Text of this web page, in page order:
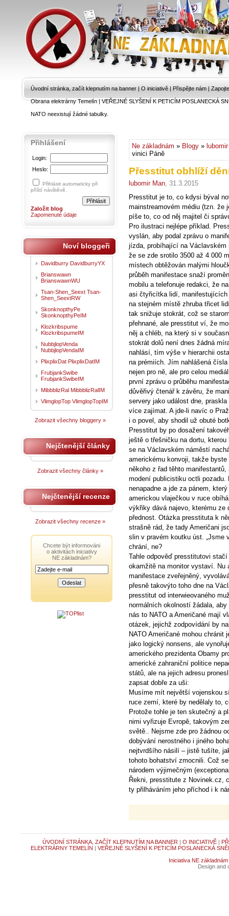
Úvodní stránka, začít klepnutím na banner | O iniciativě | Přispějte nám |
Obrana elektrárny Temelín|VEŘEJNÉ SLYŠENÍ K PETICÍM POSLANECKÁ
NATO neexistují žádné tabulky.
Ne základnám » Blogy »
vinici Páně
Přesstitut obhlíží
lubomir Man, 31.3.2015
Presstitut je to, co kdysi býval
mainstreamovém médiu (tzn. že
píše to, co od něj majitel či
Pro ilustraci nejlépe příklad.
vyslán, aby podal zprávu o
jízda, probíhající na
že se zde srotilo 3500 až 4 000
místech obtěžován malými
průběh manifestace snaží
mobilu a telefonuje redakci, že
asi čtyřicítka lidí, manifestujících
na stejném místě zhruba třicet
tak snižuje stokrát, což se
přehnané, ale presstitut ví, že
něj a chléb, na který si v
stokrát dolů není dnes žádná
nahlásí, tím výše v hierarchii
na prémiích. Jím nahlášená
nejen pro ně, ale pro celou
první zprávu o průběhu
důvěřivý čtenář k závěru, že
servery jako událost dne,
více zajímat. A jde-li navíc o
i o povel, aby shodil už obuté
Presstitut by po dosažení
ještě o třešničku na dortu,
se na Václavském náměstí
americkému konvoji, takže
někoho z řad těhto
modení publicistiku octli
nenapadne a jde za pánem,
americkou vlaječkou v ruce
výkřiky dává najevo, kterému ze
přednost. Otázka presstituta k
strašně rád, že tady Američani
slin v pravém koutku úst. „Jsme
chrání, ne?
Tahle odpověď presstitutovi
okamžitě na monitor vystaví. Nu
manifestace zveřejněný,
přesně takovýto toho dne na
presstitut od interwieovaného
normálních okolností žádala,
nás to NATO a Američané mají
otázek, jejichž zodpovídání by
NATO Američané mohou
jako logický nonsens, ale
amerického prezidenta Obamy
americké zahraniční politice
států, ale na jejich adresu
zapsat dobře za uši:
Musíme mít největší vojenskou
ruce zemí, které by nedělaly to,
Protože tohle je ten skutečný a
nimi vyřizuje Evropě, takovým
světě.. Nejsme zde pro žádnou
dobývání nerostného i jiného
nejtvrdšího násilí – jistě tušíte,
tohoto bohatství zmocnili. Což
národem výjimečným
Řekni, presstitute z Novinek.cz,
ty přilháváním jeho příchod i k
Přihlášení
Login:
Heslo:
Přihlásit automaticky při
příští návštěvě.
Založit blog
Zapomenuté údaje
Noví bloggeři
Davidburry DavidburryYX
Brianswawn
BrianswawnWU
Tsan-Shen_Seext Tsan-
Shen_SeextRW
SkonknopthyPe
SkonknopthyPeIM
Klozkribspume
KlozkribspumeIM
NubbjlopVenda
NubbjlopVendaIM
PlixplixDat PlixplixDatIM
FrubjankSwibe
FrubjankSwibeIM
MibbblizRal MibbblizRalIM
VlimglopTop VlimglopTopIM
Zobrazit všechny bloggery »
Nejčtenější články
Zobrazit všechny články »
Nejčtenější recenze
Zobrazit všechny recenze »
Chcete být informováni
o aktivitách iniciativy
NE základnám?
ÚVODNÍ STRÁNKA, ZAČÍT KLEPNUTÍM NA BANNER | O INICIATIVĚ|
ELEKTRÁRNY TEMELÍN | VEŘEJNÉ SLYŠENÍ K PETICÍM POSLANECKÁ
Iniciativa NE základnám
Design and